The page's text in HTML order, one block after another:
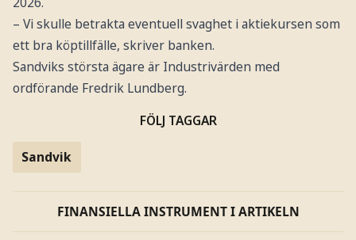
– Vi skulle betrakta eventuell svaghet i aktiekursen som
ett bra köptillfälle, skriver banken.
Sandviks största ägare är Industrivärden med
ordförande Fredrik Lundberg.
FÖLJ TAGGAR
Sandvik
FINANSIELLA INSTRUMENT I ARTIKELN